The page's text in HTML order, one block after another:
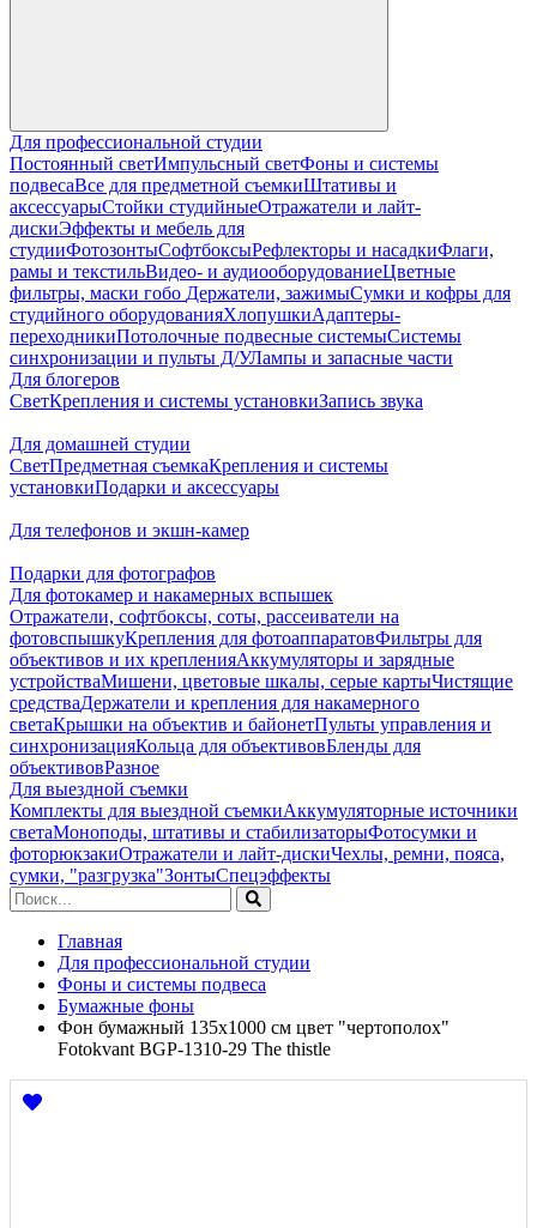
Для профессиональной студии
Постоянный светИмпульсный светФоны и системы
подвесаВсе для предметной съемкиШтативы и
аксессуарыСтойки студийныеОтражатели и лайт-
дискиЭффекты и мебель для
студииФотозонтыСофтбоксыРефлекторы и насадкиФлаги,
рамы и текстильВидео- и аудиооборудованиеЦветные
фильтры, маски гобо Держатели, зажимыСумки и кофры для
студийного оборудованияХлопушкиАдаптеры-
переходникиПотолочные подвесные системыСистемы
синхронизации и пульты Д/УЛампы и запасные части
Для блогеров
СветКрепления и системы установкиЗапись звука
Для домашней студии
СветПредметная съемкаКрепления и системы
установкиПодарки и аксессуары
Для телефонов и экшн-камер
Подарки для фотографов
Для фотокамер и накамерных вспышек
Отражатели, софтбоксы, соты, рассеиватели на
фотовспышкуКрепления для фотоаппаратовФильтры для
объективов и их крепленияАккумуляторы и зарядные
устройстваМишени, цветовые шкалы, серые картыЧистящие
средстваДержатели и крепления для накамерного
светаКрышки на объектив и байонетПульты управления и
синхронизацияКольца для объективовБленды для
объективовРазное
Для выездной съемки
Комплекты для выездной съемкиАккумуляторные источники
светаМоноподы, штативы и стабилизаторыФотосумки и
фоторюкзакиОтражатели и лайт-дискиЧехлы, ремни, пояса,
сумки, "разгрузка"ЗонтыСпецэффекты
Главная
Для профессиональной студии
Фоны и системы подвеса
Бумажные фоны
Фон бумажный 135х1000 см цвет "чертополох"
Fotokvant BGP-1310-29 The thistle